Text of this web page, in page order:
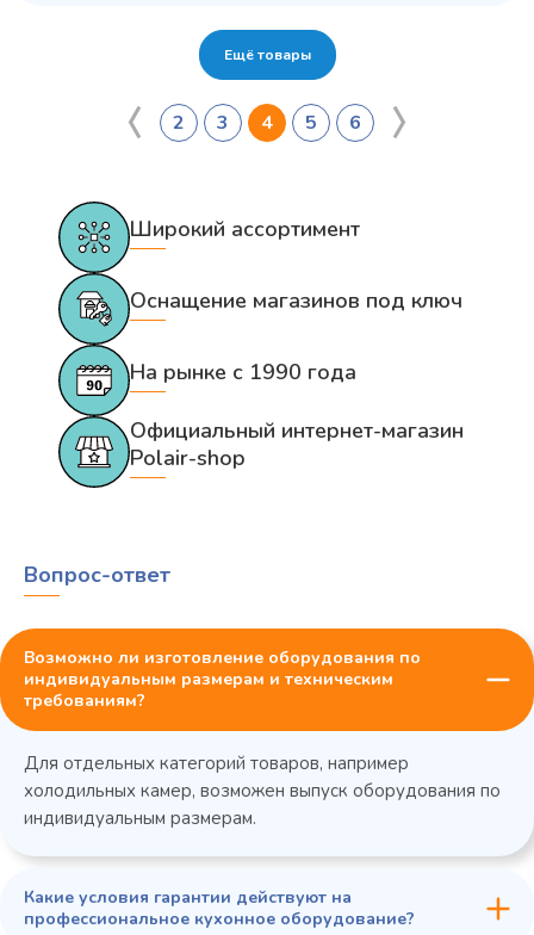
Ещё товары
2 3 4 5 6
Широкий ассортимент
Оснащение магазинов под ключ
На рынке с 1990 года
Официальный интернет-магазин
Polair-shop
Вопрос-ответ
Возможно ли изготовление оборудования по
индивидуальным размерам и техническим
требованиям?
Для отдельных категорий товаров, например
холодильных камер, возможен выпуск оборудования по
индивидуальным размерам.
Какие условия гарантии действуют на
профессиональное кухонное оборудование?